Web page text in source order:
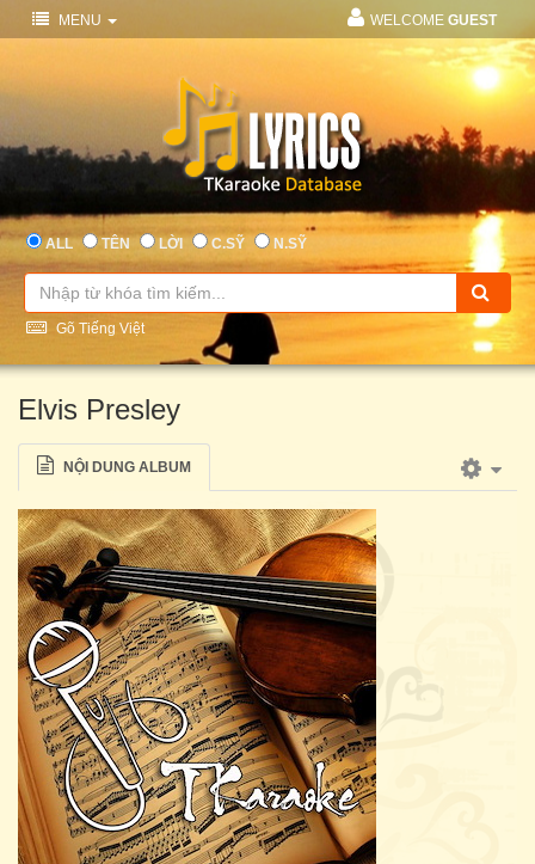
MENU WELCOME GUEST
ALL TÊN LỜI C.SỸ N.SỸ
Gõ Tiếng Việt
Elvis Presley
NỘI DUNG ALBUM